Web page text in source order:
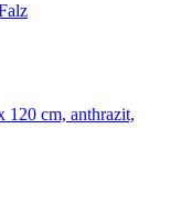
120 cm, anthrazit,